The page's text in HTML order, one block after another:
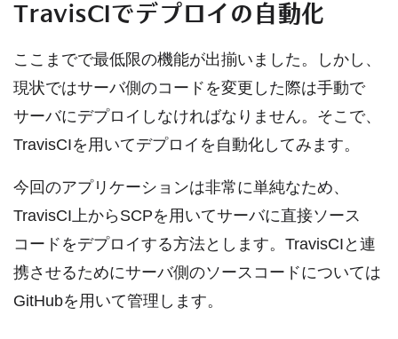
TravisCIでデプロイの自動化
ここまでで最低限の機能が出揃いました。しかし、
現状ではサーバ側のコードを変更した際は手動で
サーバにデプロイしなければなりません。そこで、
TravisCIを用いてデプロイを自動化してみます。
今回のアプリケーションは非常に単純なため、
TravisCI上からSCPを用いてサーバに直接ソース
コードをデプロイする方法とします。TravisCIと連
携させるためにサーバ側のソースコードについては
GitHubを用いて管理します。